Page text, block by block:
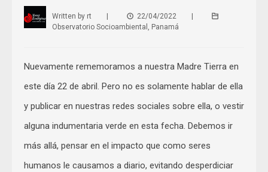
Written by rt | 22/04/2022
|
Observatorio Socioambiental
Panamá
Nuevamente rememoramos a nuestra Madre Tierra en
este día 22 de abril. Pero no es solamente hablar de ella
y publicar en nuestras redes sociales sobre ella, o vestir
alguna indumentaria verde en esta fecha. Debemos ir
más allá, pensar en el impacto que como seres
humanos le causamos a diario, evitando desperdiciar